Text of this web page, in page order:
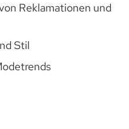
Reklamationen und
Stil